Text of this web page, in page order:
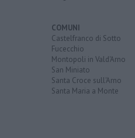
COMUNI
Castelfranco di Sotto
Fucecchio
Montopoli in Vald'Arno
San Miniato
Santa Croce sull'Arno
Santa Maria a Monte